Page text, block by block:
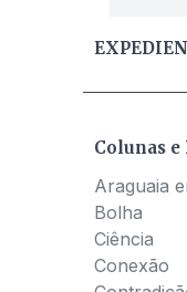
Colunas e
Araguaia
Bolha
Ciência
Conexão